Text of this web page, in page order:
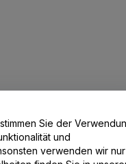
Sie der
und